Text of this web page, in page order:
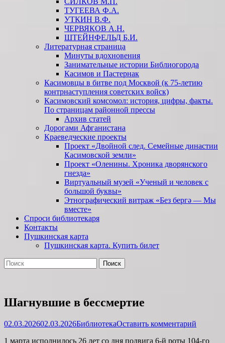
ТУГЕЕВА Ф.А.
УТКИН В.Ф.
ЧЕРВЯКОВ А.Н.
ШТЕЙНФЕЛЬД Б.И.
Литературная страница
Минуты вдохновения
Занимательные истории Библиогорода
Касимов и Пастернак
Касимовцы в битве под Москвой (к 75-летию
контрнаступления советских войск)
Касимовский комсомол: история, цифры, факты.
По страницам районной прессы
Архив статей
Дорогами Афганистана
Краеведческие проекты
Проект «Двойной след. Семейные династии
Касимовской земли»
Проект «Оленины. Хроника дворянского
гнезда»
Виртуальный музей «Ученый и человек с
большой буквы»
Этнографический витраж «Без бергə — Мы
вместе»
Спроси библиотекаря
Контакты
Пушкинская карта
Пушкинская карта. Купить билет
Поиск
Найти:
Шагнувшие в бессмертие
Опубликовано
02.03.202602.03.2026Автор
БиблиотекаОставить комментарий
1 марта исполнилось 26 лет со дня подвига 6-й роты 104-го